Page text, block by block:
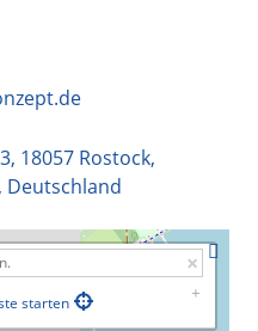
, 18057 Rostock,
, Deutschland
starten